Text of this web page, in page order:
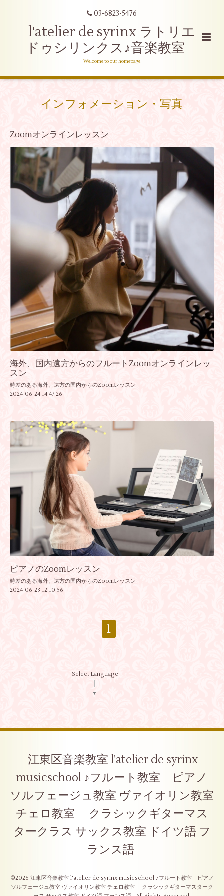
03-6823-5476
l'atelier de syrinx ラトリエ
ドゥシリンクス♪音楽教室
Welcome to our homepage
インフォメーション・写真
Zoomオンラインレッスン
海外、国内遠方からのフルートZoomオンラインレッ
スン
時差のある海外、遠方の国内からのZoomレッスン
2024-06-24 14:47:26
ピアノのZoomレッスン
時差のある海外、遠方の国内からのZoomレッスン
2024-06-23 12:10:56
1
Select Language
▼
江東区音楽教室 l'atelier de syrinx
musicschool ♪フルート教室 ピアノ
ソルフェージュ教室 ヴァイオリン教室
チェロ教室 クラシックギターマス
タークラス サックス教室 ドイツ語 フ
ランス語
©2026 江東区音楽教室 l'atelier de syrinx musicschool ♪フルート教室 ピアノ
ソルフェージュ教室 ヴァイオリン教室 チェロ教室 クラシックギターマスターク